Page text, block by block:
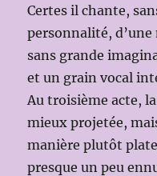
Certes il chante,
personnalité,
sans grande
et un grain vocal
Au troisième acte,
mieux projetée,
manière plutôt
presque un peu